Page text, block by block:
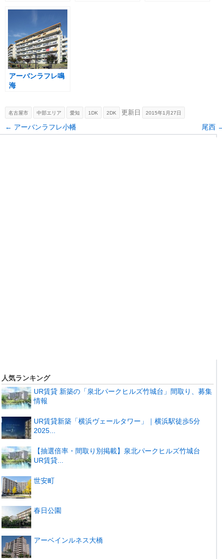
アーバンラフレ鳴
海
名古屋市 中部エリア 愛知 1DK 2DK 更新日 2015年1月27日
Post navigation
← アーバンラフレ小幡 尾西
人気ランキング
UR賃貸 新築の「泉北パークヒルズ竹城台」間取り、募集
情報
UR賃貸新築「横浜ヴェールタワー」｜横浜駅徒歩5分
2025...
【抽選倍率・間取り別掲載】泉北パークヒルズ竹城台
UR賃貸...
世安町
春日公園
アーベインルネス大橋